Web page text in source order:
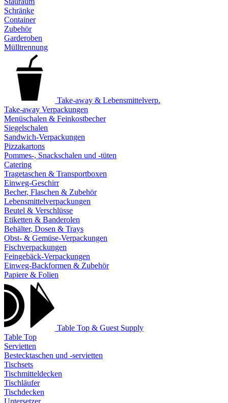
Schränke
Container
Zubehör
Garderoben
Mülltrennung
Take-away & Lebensmittelverp.
Take-away Verpackungen
Menüschalen & Feinkostbecher
Siegelschalen
Sandwich-Verpackungen
Pizzakartons
Pommes-, Snackschalen und -tüten
Catering
Tragetaschen & Transportboxen
Einweg-Geschirr
Becher, Flaschen & Zubehör
Lebensmittelverpackungen
Beutel & Verschlüsse
Etiketten & Banderolen
Behälter, Dosen & Trays
Obst- & Gemüse-Verpackungen
Fischverpackungen
Feingebäck-Verpackungen
Einweg-Backformen & Zubehör
Papiere & Folien
Table Top & Guest Supply
Table Top
Servietten
Bestecktaschen und -servietten
Tischsets
Tischmitteldecken
Tischläufer
Tischdecken